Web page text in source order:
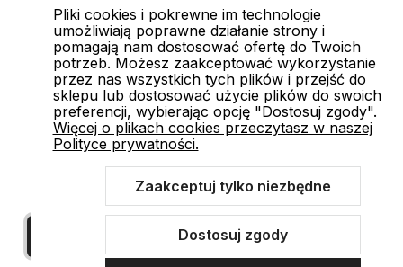
Pliki cookies i pokrewne im technologie
umożliwiają poprawne działanie strony i
pomagają nam dostosować ofertę do Twoich
potrzeb. Możesz zaakceptować wykorzystanie
przez nas wszystkich tych plików i przejść do
sklepu lub dostosować użycie plików do swoich
preferencji, wybierając opcję "Dostosuj zgody".
Więcej o plikach cookies przeczytasz w naszej
Polityce prywatności.
Zaakceptuj tylko niezbędne
Dostosuj zgody